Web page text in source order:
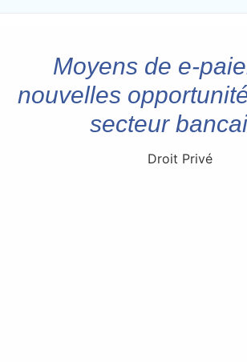
Moyens de e-
nouvelles
secteur
Droit Privé